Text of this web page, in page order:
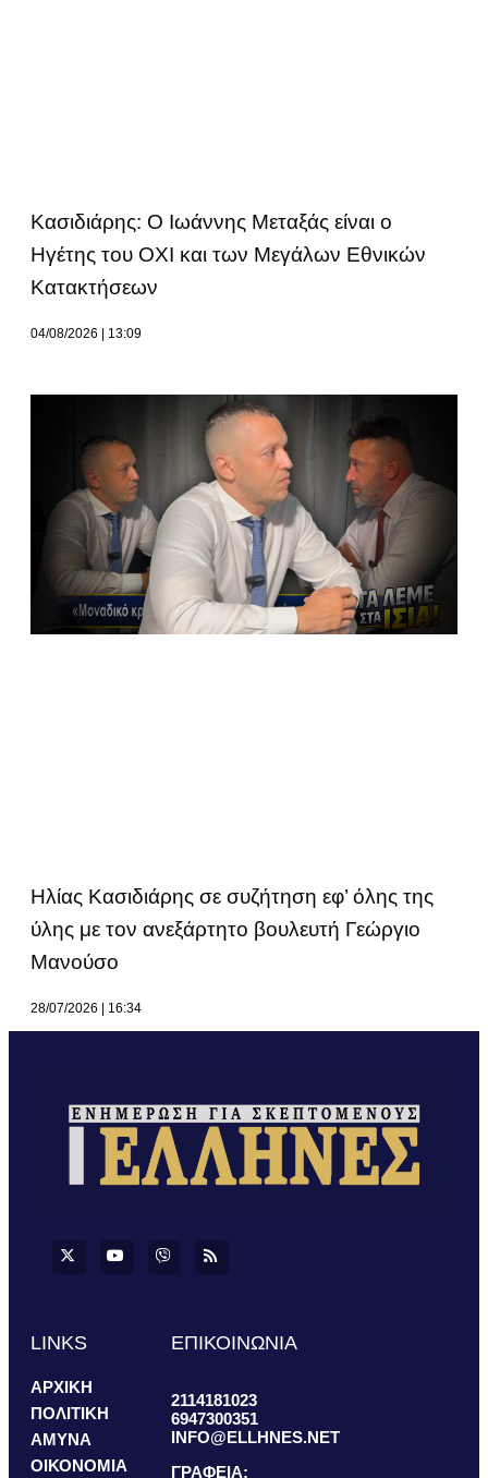
Κασιδιάρης: Ο Ιωάννης Μεταξάς είναι ο
Ηγέτης του ΟΧΙ και των Μεγάλων Εθνικών
Κατακτήσεων
04/08/2026 13:09
Ηλίας Κασιδιάρης σε συζήτηση εφ’ όλης της
ύλης με τον ανεξάρτητο βουλευτή Γεώργιο
Μανούσο
28/07/2026 16:34
LINKS
ΑΡΧΙΚΗ
ΠΟΛΙΤΙΚΗ
ΑΜΥΝΑ
ΟΙΚΟΝΟΜΙΑ
ΕΠΙΚΟΙΝΩΝΙΑ
2114181023
6947300351
INFO@ELLHNES.NET
ΓΡΑΦΕΙΑ: